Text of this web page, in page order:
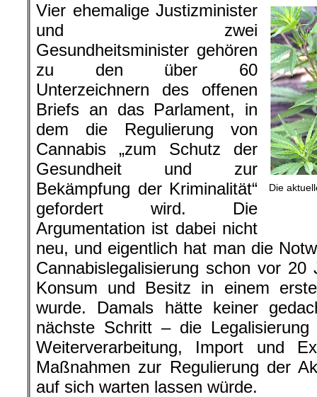
Die
Vier ehemalige Justizminister
und zwei
Gesundheitsminister gehören
zu den über 60
Unterzeichnern des offenen
Briefs an das Parlament, in
dem die Regulierung von
Cannabis „zum Schutz der
Gesundheit und zur
Bekämpfung der Kriminalität“
gefordert wird. Die
Argumentation ist dabei nicht
neu, und eigentlich hat man die
Cannabislegalisierung schon vor
Konsum und Besitz in einem
wurde. Damals hätte keiner
nächste Schritt – die
Weiterverarbeitung, Import und
Maßnahmen zur Regulierung der
auf sich warten lassen würde.